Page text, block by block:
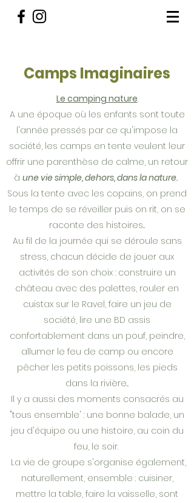
Camps Imaginaires
Le camping nature.
A une époque où les enfants sont toute
l'année pressés par ce qu'impose la
société, les camps en tente veulent leur
offrir une parenthèse de calme, un retour
à une vie simple, dehors, dans la nature.
Sous la tente avec les copains, on prend
le temps de se réveiller puis on rit, on se
raconte des histoires...
Au fil de la journée qui se déroule sans
stress, chacun décide de jouer aux
activités de son choix : construire un
château avec des palettes, rouler en
cuistax sur le Ravel, faire un jeu de
société, lire une BD assis
confortablement dans un pouf, peindre,
allumer le feu de camp ou encore
pêcher les petits poissons, les pieds
dans la rivière...
Il y a aussi des moments consacrés au
"tous ensemble' : une bonne balade, un
jeu d'équipe ou une histoire, au coin du
feu, le soir.
La vie de groupe s'organise également,
naturellement, ensemble : cuisiner,
mettre la table, faire la vaisselle, sont